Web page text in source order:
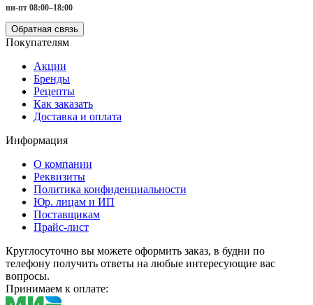
пн-пт 08:00–18:00
Обратная связь
Покупателям
Акции
Бренды
Рецепты
Как заказать
Доставка и оплата
Информация
О компании
Реквизиты
Политика конфиденциальности
Юр. лицам и ИП
Поставщикам
Прайс-лист
Круглосуточно вы можете оформить заказ, в будни по
телефону получить ответы на любые интересующие вас
вопросы.
Принимаем к оплате: